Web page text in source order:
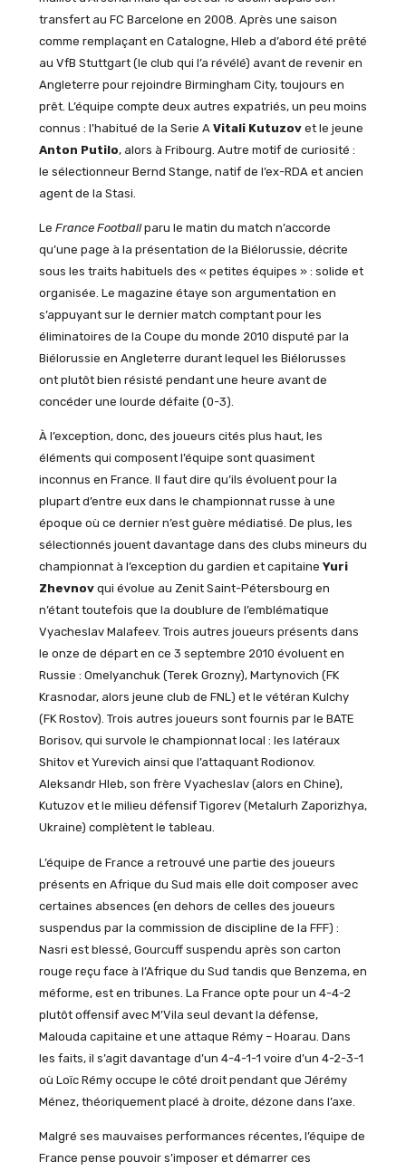
transfert au FC Barcelone en 2008. Après une saison
comme remplaçant en Catalogne, Hleb a d’abord été prêté
au VfB Stuttgart (le club qui l’a révélé) avant de revenir en
Angleterre pour rejoindre Birmingham City, toujours en
prêt. L’équipe compte deux autres expatriés, un peu moins
connus : l’habitué de la Serie A Vitali Kutuzovet le jeune
Anton Putilo, alors à Fribourg. Autre motif de curiosité :
le sélectionneur Bernd Stange, natif de l’ex-RDA et ancien
agent de la Stasi.
Le France Footballparu le matin du match n’accorde
qu’une page à la présentation de la Biélorussie, décrite
sous les traits habituels des « petites équipes » : solide et
organisée. Le magazine étaye son argumentation en
s’appuyant sur le dernier match comptant pour les
éliminatoires de la Coupe du monde 2010 disputé par la
Biélorussie en Angleterre durant lequel les Biélorusses
ont plutôt bien résisté pendant une heure avant de
concéder une lourde défaite (0-3).
À l’exception, donc, des joueurs cités plus haut, les
éléments qui composent l’équipe sont quasiment
inconnus en France. Il faut dire qu’ils évoluent pour la
plupart d’entre eux dans le championnat russe à une
époque où ce dernier n’est guère médiatisé. De plus, les
sélectionnés jouent davantage dans des clubs mineurs du
championnat à l’exception du gardien et capitaine Yuri
Zhevnovqui évolue au Zenit Saint-Pétersbourg en
n’étant toutefois que la doublure de l’emblématique
Vyacheslav Malafeev. Trois autres joueurs présents dans
le onze de départ en ce 3 septembre 2010 évoluent en
Russie : Omelyanchuk (Terek Grozny), Martynovich (FK
Krasnodar, alors jeune club de FNL) et le vétéran Kulchy
(FK Rostov). Trois autres joueurs sont fournis par le BATE
Borisov, qui survole le championnat local : les latéraux
Shitov et Yurevich ainsi que l’attaquant Rodionov.
Aleksandr Hleb, son frère Vyacheslav (alors en Chine),
Kutuzov et le milieu défensif Tigorev (Metalurh Zaporizhya,
Ukraine) complètent le tableau.
L’équipe de France a retrouvé une partie des joueurs
présents en Afrique du Sud mais elle doit composer avec
certaines absences (en dehors de celles des joueurs
suspendus par la commission de discipline de la FFF) :
Nasri est blessé, Gourcuff suspendu après son carton
rouge reçu face à l’Afrique du Sud tandis que Benzema, en
méforme, est en tribunes. La France opte pour un 4-4-2
plutôt offensif avec M’Vila seul devant la défense,
Malouda capitaine et une attaque Rémy – Hoarau. Dans
les faits, il s’agit davantage d’un 4-4-1-1 voire d’un 4-2-3-1
où Loïc Rémy occupe le côté droit pendant que Jérémy
Ménez, théoriquement placé à droite, dézone dans l’axe.
Malgré ses mauvaises performances récentes, l’équipe de
France pense pouvoir s’imposer et démarrer ces